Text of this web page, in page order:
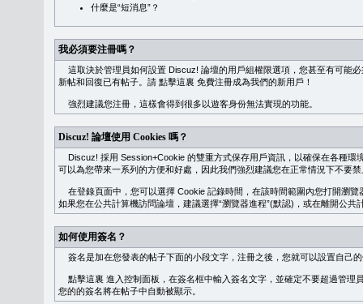
什麼是“短消息”？
我必須要注冊嗎？
這取決於管理員如何設置 Discuz! 論壇的用戶組權限選項，您甚至有可能
新帖和回復已有帖子。請 點擊這裏 免費注冊成為我們的新用戶！
強烈建議您注冊，這樣會得到很多以遊客身份無法實現的功能。
Discuz! 論壇使用 Cookies 嗎？
Discuz! 採用 Session+Cookie 的雙重方式保存用戶資訊，以確保在各種環
可以為您帶來一系列的方便和好處，因此我們強烈建議您在正常情況下不要
在登錄頁面中，您可以選擇 Cookie 記錄時間，在該時間範圍內您打開瀏
如果您在公共計算機訪問論壇，建議選擇“瀏覽器進程”(默認)，或在離開公共
如何使用簽名？
簽名是加在您發表的帖子下面的小段文字，注冊之後，您就可以設置自己
點擊這裏 進入控制面板，在簽名框中輸入簽名文字，並確定不要超過管
您的的簽名將在帖子中自動被顯示。